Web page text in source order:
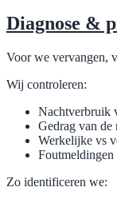
Diagnose &
Voor we vervangen,
Wij controleren:
Nachtverbruik
Gedrag van de
Werkelijke vs
Foutmeldingen
Zo identificeren we: